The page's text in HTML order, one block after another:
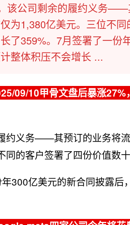
该公司剩余的履约义务
为1,380亿美元。三位不
了359%。7月签署了一份
整体积压不会增长 ...
09/10甲骨文盘后暴涨
约义务——其预订的业务将
同的客户签署了四份价值数
300亿美元的新合同披露